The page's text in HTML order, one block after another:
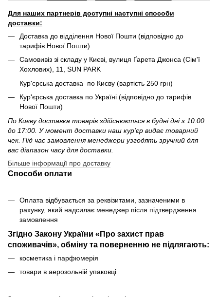
Для наших партнерів доступні наступні способи
доставки:
Доставка до відділення Нової Пошти (відповідно до
тарифів Нової Пошти)
Самовивіз зі складу у Києві, вулиця Ґарета Джонса (Сім'ї
Хохлових), 11, SUN PARK
Кур'єрська доставка по Києву (вартість 250 грн)
Кур'єрська доставка по Україні (відповідно до тарифів
Нової Пошти)
По Києву доставка товарів здійснюється в будні дні з 10:00
до 17:00. У момент доставки наш кур'єр видає товарний
чек. Під час замовлення менеджери узгодять зручний для
вас діапазон часу для доставки.
Більше інформації про доставку
Способи оплати
Оплата відбувається за реквізитами, зазначеними в
рахунку, який надсилає менеджер після підтвердження
замовлення
Згідно Закону України «Про захист прав
споживачів», обміну та поверненню не підлягають:
косметика і парфюмерія
товари в аерозольній упаковці